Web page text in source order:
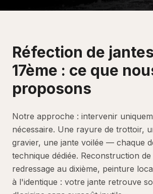
Réfection de jantes
17ème : ce que
proposons
Notre approche : intervenir
nécessaire. Une rayure de trottoir,
gravier, une jante voilée — chaque
technique dédiée. Reconstruction de
redressage au dixième, peinture
à l'identique : votre jante retrouve